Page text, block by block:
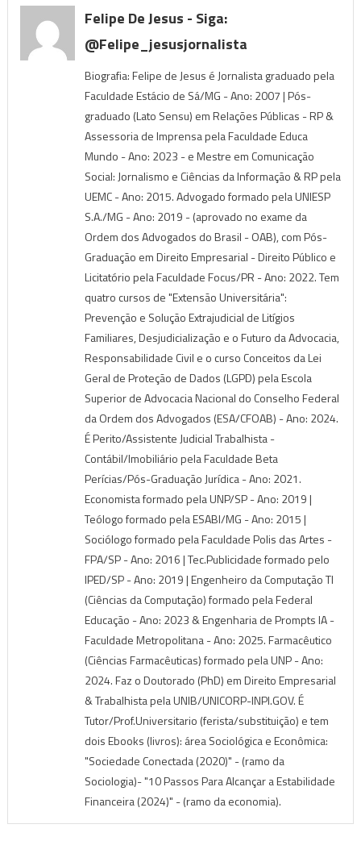
Felipe De Jesus - Siga:
@felipe_jesusjornalista
Biografia: Felipe de Jesus é Jornalista graduado pela
Faculdade Estácio de Sá/MG - Ano: 2007 | Pós-
graduado (Lato Sensu) em Relações Públicas - RP &
Assessoria de Imprensa pela Faculdade Educa
Mundo - Ano: 2023 - e Mestre em Comunicação
Social: Jornalismo e Ciências da Informação & RP pela
UEMC - Ano: 2015. Advogado formado pela UNIESP
S.A./MG - Ano: 2019 - (aprovado no exame da
Ordem dos Advogados do Brasil - OAB), com Pós-
Graduação em Direito Empresarial - Direito Público e
Licitatório pela Faculdade Focus/PR - Ano: 2022. Tem
quatro cursos de "Extensão Universitária":
Prevenção e Solução Extrajudicial de Litígios
Familiares, Desjudicialização e o Futuro da Advocacia,
Responsabilidade Civil e o curso Conceitos da Lei
Geral de Proteção de Dados (LGPD) pela Escola
Superior de Advocacia Nacional do Conselho Federal
da Ordem dos Advogados (ESA/CFOAB) - Ano: 2024.
É Perito/Assistente Judicial Trabalhista -
Contábil/Imobiliário pela Faculdade Beta
Perícias/Pós-Graduação Jurídica - Ano: 2021.
Economista formado pela UNP/SP - Ano: 2019 |
Teólogo formado pela ESABI/MG - Ano: 2015 |
Sociólogo formado pela Faculdade Polis das Artes -
FPA/SP - Ano: 2016 | Tec.Publicidade formado pelo
IPED/SP - Ano: 2019 | Engenheiro da Computação TI
(Ciências da Computação) formado pela Federal
Educação - Ano: 2023 & Engenharia de Prompts IA -
Faculdade Metropolitana - Ano: 2025. Farmacêutico
(Ciências Farmacêuticas) formado pela UNP - Ano:
2024. Faz o Doutorado (PhD) em Direito Empresarial
& Trabalhista pela UNIB/UNICORP-INPI.GOV. É
Tutor/Prof.Universitario (ferista/substituição) e tem
dois Ebooks (livros): área Sociológica e Econômica:
"Sociedade Conectada (2020)" - (ramo da
Sociologia)- "10 Passos Para Alcançar a Estabilidade
Financeira (2024)" - (ramo da economia).